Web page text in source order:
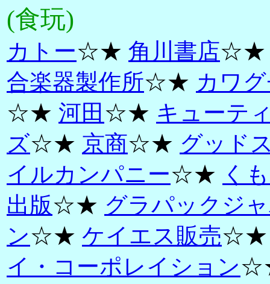
(食玩)
カトー☆★ 角川書店
合楽器製作所☆★ カワ
☆★ 河田 ☆★ キューテ
ズ☆★ 京商☆★ グッド
イルカンパニー☆★ く
出版☆★ グラパックジ
ン☆★ ケイエス販売
イ・コーポレイション